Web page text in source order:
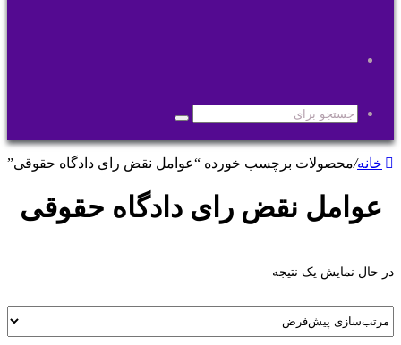
پوسته
جستجو
برای
خانه/محصولات برچسب خورده “عوامل نقض رای دادگاه حقوقی”
عوامل نقض رای دادگاه حقوقی
در حال نمایش یک نتیجه